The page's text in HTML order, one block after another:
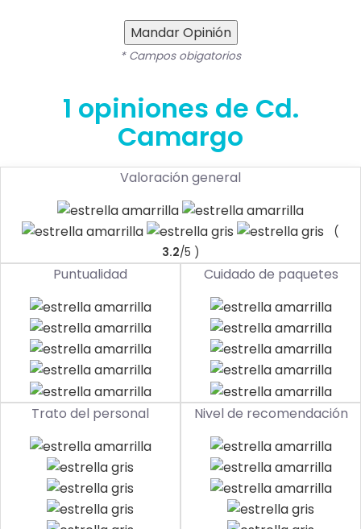
Mandar Opinión
* Campos obigatorios
1 opiniones de Cd.
Camargo
Valoración general
(
3.2/5 )
Puntualidad Cuidado de paquetes
Trato del personal Nivel de recomendación